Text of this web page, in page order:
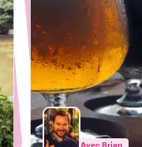
Avec Brian